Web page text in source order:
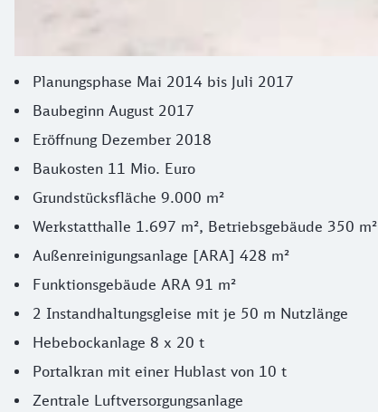
Planungsphase Mai 2014 bis Juli 2017
Baubeginn August 2017
Eröffnung Dezember 2018
Baukosten 11 Mio. Euro
Grundstücksfläche 9.000 m²
Werkstatthalle 1.697 m², Betriebsgebäude 350 m²
Außenreinigungsanlage [ARA] 428 m²
Funktionsgebäude ARA 91 m²
2 Instandhaltungsgleise mit je 50 m Nutzlänge
Hebebockanlage 8 x 20 t
Portalkran mit einer Hublast von 10 t
Zentrale Luftversorgungsanlage